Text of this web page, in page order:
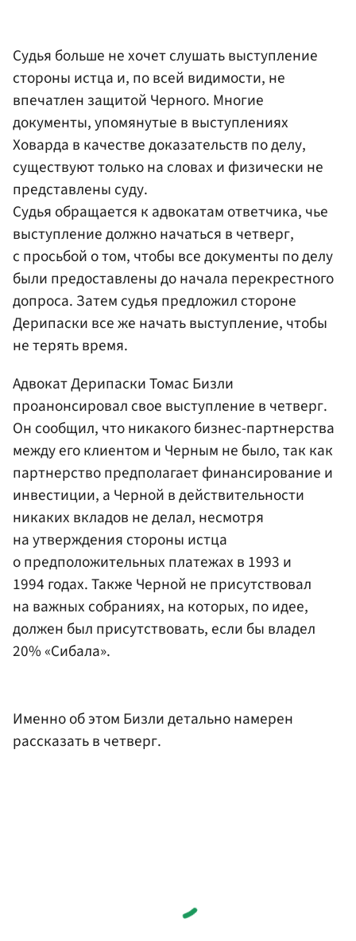
Судья больше не хочет слушать выступление
стороны истца и, по всей видимости, не
впечатлен защитой Черного. Многие
документы, упомянутые в выступлениях
Ховарда в качестве доказательств по делу,
существуют только на словах и физически не
представлены суду.
Судья обращается к адвокатам ответчика, чье
выступление должно начаться в четверг,
с просьбой о том, чтобы все документы по делу
были предоставлены до начала перекрестного
допроса. Затем судья предложил стороне
Дерипаски все же начать выступление, чтобы
не терять время.
Адвокат Дерипаски Томас Бизли
проанонсировал свое выступление в четверг.
Он сообщил, что никакого бизнес-партнерства
между его клиентом и Черным не было, так как
партнерство предполагает финансирование и
инвестиции, а Черной в действительности
никаких вкладов не делал, несмотря
на утверждения стороны истца
о предположительных платежах в 1993 и
1994 годах. Также Черной не присутствовал
на важных собраниях, на которых, по идее,
должен был присутствовать, если бы владел
20% «Сибала».
Именно об этом Бизли детально намерен
рассказать в четверг.